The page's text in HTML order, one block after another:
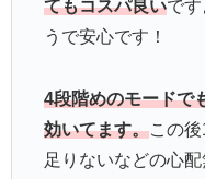
てもコスパ良いです
うで安心です！
4段階めのモードで
効いてます。この
足りないなどの心